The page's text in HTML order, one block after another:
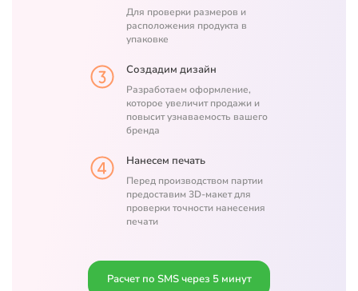
Для проверки размеров и
расположения продукта в
упаковке
Создадим дизайн
Разработаем оформление,
которое увеличит продажи и
повысит узнаваемость вашего
бренда
Нанесем печать
Перед производством партии
предоставим 3D-макет для
проверки точности нанесения
печати
Расчет по SMS через 5 минут